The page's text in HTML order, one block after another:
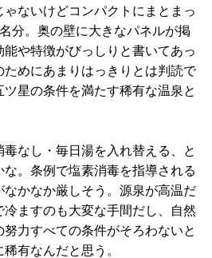
ないけどコンパクトにまとまっ
分。奥の壁に大きなパネルが掲
や特徴がびっしりと書いてあっ
めにあまりはっきりとは判読で
星の条件を満たす稀有な温泉と
なし・毎日湯を入れ替える、と
。条例で塩素消毒を指導される
かなか厳しそう。源泉が高温だ
ますのも大変な手間だし、自然
力すべての条件がそろわないと
有なんだと思う。